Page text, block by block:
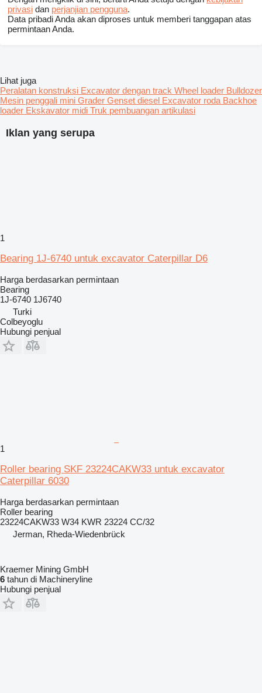
privasi dan perjanjian pengguna.
Data pribadi Anda akan diproses untuk memberi tanggapan atas
permintaan Anda.
Iklan yang serupa
1
Bearing 1J-6740 untuk excavator Caterpillar D6
Harga berdasarkan permintaan
Bearing
1J-6740 1J6740
Turki
Colbeyoglu
Hubungi penjual
1
Roller bearing SKF 23224CAKW33 untuk excavator
Caterpillar 6030
Harga berdasarkan permintaan
Roller bearing
23224CAKW33 W34 KWR 23224 CC/32
Jerman, Rheda-Wiedenbrück
Kraemer Mining GmbH
6 tahun di Machineryline
Hubungi penjual
Lihat juga
Peralatan konstruksi Excavator dengan track Wheel loader Bulldozer
Mesin penggali mini Grader Genset diesel Excavator roda Backhoe
loader Ekskavator midi Truk pembuangan artikulasi